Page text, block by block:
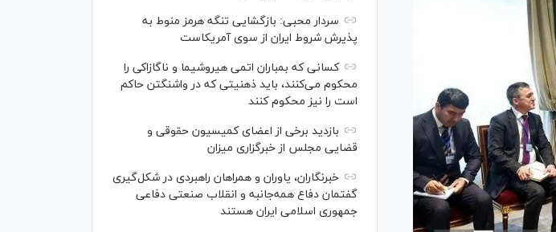
سردار محبی: بازگشایی تنگه هرمز منوط به
پذیرش شروط ایران از سوی آمریکاست
کسانی که بمباران اتمی هیروشیما و ناگازاکی را
محکوم می‌کنند، باید ذهنیتی که در واشنگتن حاکم
است را نیز محکوم کنند
بازدید برخی از اعضای کمیسیون حقوقی و
قضایی مجلس از خبرگزاری میزان
خبرنگاران، یاوران و همراهان راهبردی در شکل‌گیری
گفتمان دفاع همه‌جانبه و انقلاب صنعتی دفاعی
جمهوری اسلامی ایران هستند